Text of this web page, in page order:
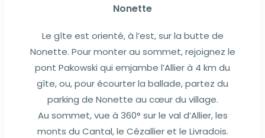
Nonette
Le gîte est orienté, à l’est, sur la butte de
Nonette. Pour monter au sommet, rejoignez le
pont Pakowski qui emjambe l’Allier à 4 km du
gîte, ou, pour écourter la ballade, partez du
parking de Nonette au cœur du village.
Au sommet, vue à 360° sur le val d’Allier, les
monts du Cantal, le Cézallier et le Livradois.